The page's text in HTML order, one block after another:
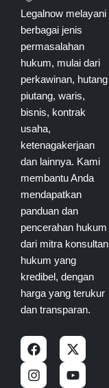
Legalnow melayani
berbagai jenis
permasalahan
hukum, mulai dari
perkawinan, hutang
piutang, waris,
bisnis, kontrak
usaha,
ketenagakerjaan
dan lainnya. Kami
membantu Anda
mendapatkan
panduan dan
pencerahan hukum
dari mitra konsultan
hukum yang
kredibel, dengan
harga yang terukur
dan transparan.
F
a
c
e
X
-
t
w
I
n
s
t
Y
o
u
t